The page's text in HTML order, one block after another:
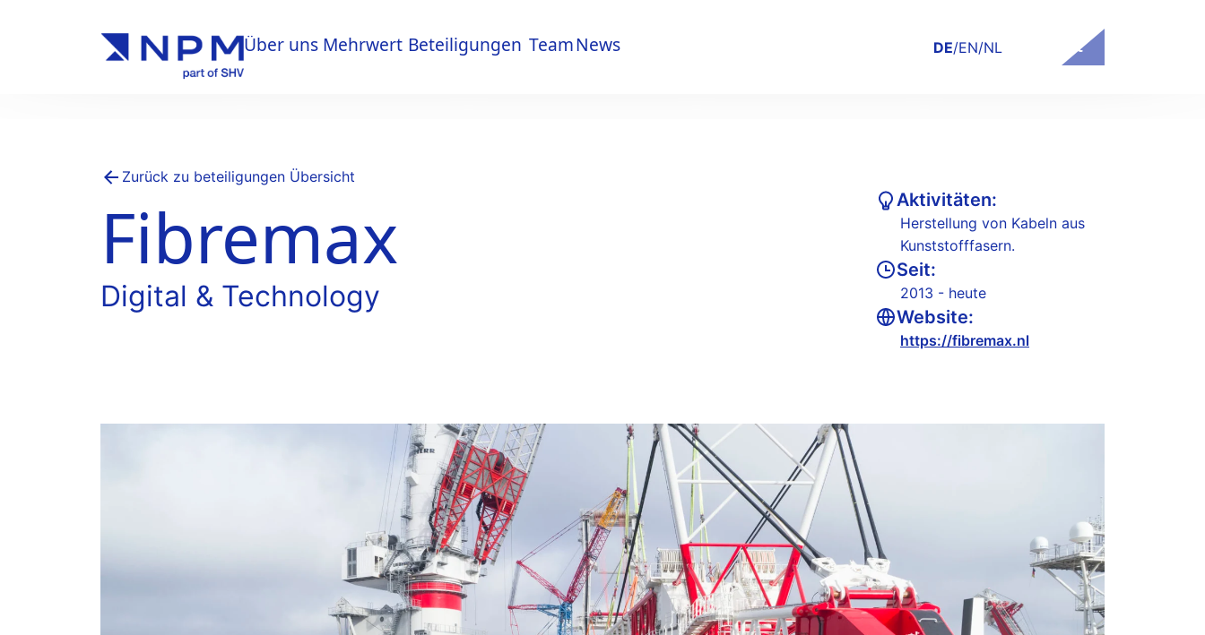
Über uns Mehrwert Beteiligungen TeamNews
DE/EN/NL Kontakt
Zurück zu beteiligungen Übersicht
Fibremax
Digital & Technology
Aktivitäten:
Herstellung von Kabeln aus
Kunststofffasern.
Seit:
2013 - heute
Website:
https://fibremax.nl